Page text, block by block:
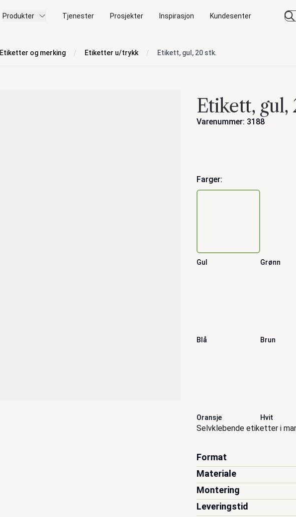
Produkter Tjenester Prosjekter Inspirasjon Kundesenter
Etiketter og merking Etiketter u/trykk Etikett, gul, 20 stk.
Etikett, gul,
Varenummer: 3188
Farger:
Gul Grønn
Blå Brun
Oransje Hvit
Beskrivelse
Selvklebende etiketter i
Format
Materiale
Montering
Leveringstid